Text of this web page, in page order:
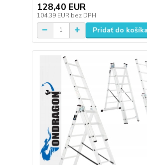
128,40 EUR
104,39 EUR bez DPH
Pridať do košíka